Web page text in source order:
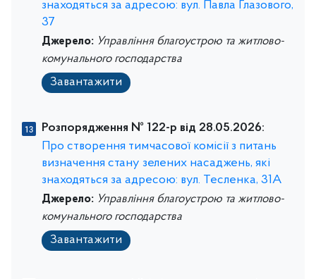
знаходяться за адресою: вул. Павла Глазового,
37
Джерело: Управління благоустрою та житлово-
комунального господарства
Завантажити
Розпорядження № 122-р від 28.05.2026:
Про створення тимчасової комісії з питань
визначення стану зелених насаджень, які
знаходяться за адресою: вул. Тесленка, 31А
Джерело: Управління благоустрою та житлово-
комунального господарства
Завантажити